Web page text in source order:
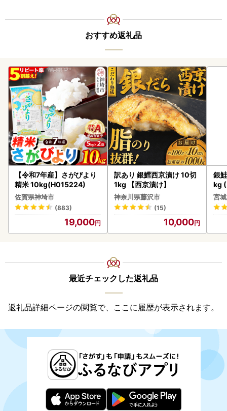
おすすめ返礼品
【令和7年産】さがびより
精米 10kg(H015224)
佐賀県神埼市
(883)
19,000
訳あり 銀鱈西京漬け 10切
1kg 【西京漬け】
神奈川県藤沢市
(15)
10,000
銀
kg
宮
最近チェックした返礼品
返礼品詳細ページの閲覧で、ここに履歴が表示されます。